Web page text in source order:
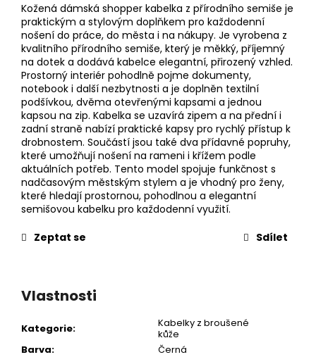
Kožená dámská shopper kabelka z přírodního semiše je
praktickým a stylovým doplňkem pro každodenní
nošení do práce, do města i na nákupy. Je vyrobena z
kvalitního přírodního semiše, který je měkký, příjemný
na dotek a dodává kabelce elegantní, přirozený vzhled.
Prostorný interiér pohodlně pojme dokumenty,
notebook i další nezbytnosti a je doplněn textilní
podšívkou, dvěma otevřenými kapsami a jednou
kapsou na zip. Kabelka se uzavírá zipem a na přední i
zadní straně nabízí praktické kapsy pro rychlý přístup k
drobnostem. Součástí jsou také dva přídavné popruhy,
které umožňují nošení na rameni i křížem podle
aktuálních potřeb. Tento model spojuje funkčnost s
nadčasovým městským stylem a je vhodný pro ženy,
které hledají prostornou, pohodlnou a elegantní
semišovou kabelku pro každodenní využití.
Zeptat se
Sdílet
Vlastnosti
Kategorie:
Kabelky z broušené
kůže
Barva:
Černá